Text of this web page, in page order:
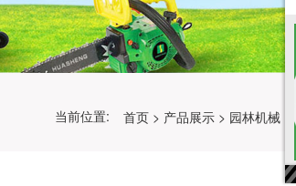
当前位置: 首页 > 产品展示 > 园林机械 >